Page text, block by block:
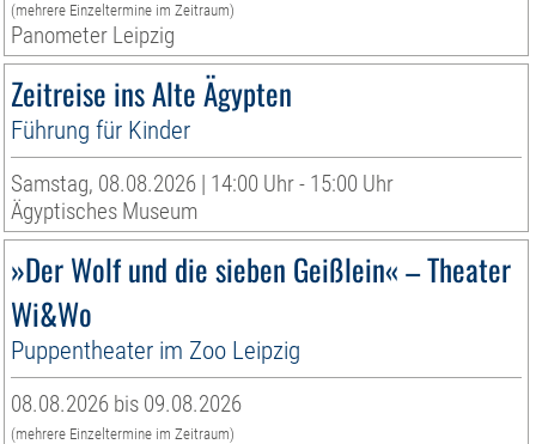
(mehrere Einzeltermine im Zeitraum)
Panometer Leipzig
Zeitreise ins Alte Ägypten
Führung für Kinder
Samstag, 08.08.2026 | 14:00 Uhr - 15:00 Uhr
Ägyptisches Museum
»Der Wolf und die sieben Geißlein« – Theater
Wi&Wo
Puppentheater im Zoo Leipzig
08.08.2026 bis 09.08.2026
(mehrere Einzeltermine im Zeitraum)